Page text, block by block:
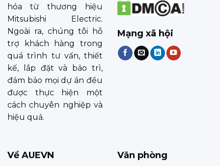
hóa từ thương hiệu
Mitsubishi Electric.
Ngoài ra, chúng tôi hỗ
trợ khách hàng trong
quá trình tư vấn, thiết
kế, lắp đặt và bảo trì,
đảm bảo mọi dự án đều
được thực hiện một
cách chuyên nghiệp và
hiệu quả.
Mạng xã hội
Về AUEVN Văn phòng